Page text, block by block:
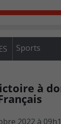
Sports
à
2022 à